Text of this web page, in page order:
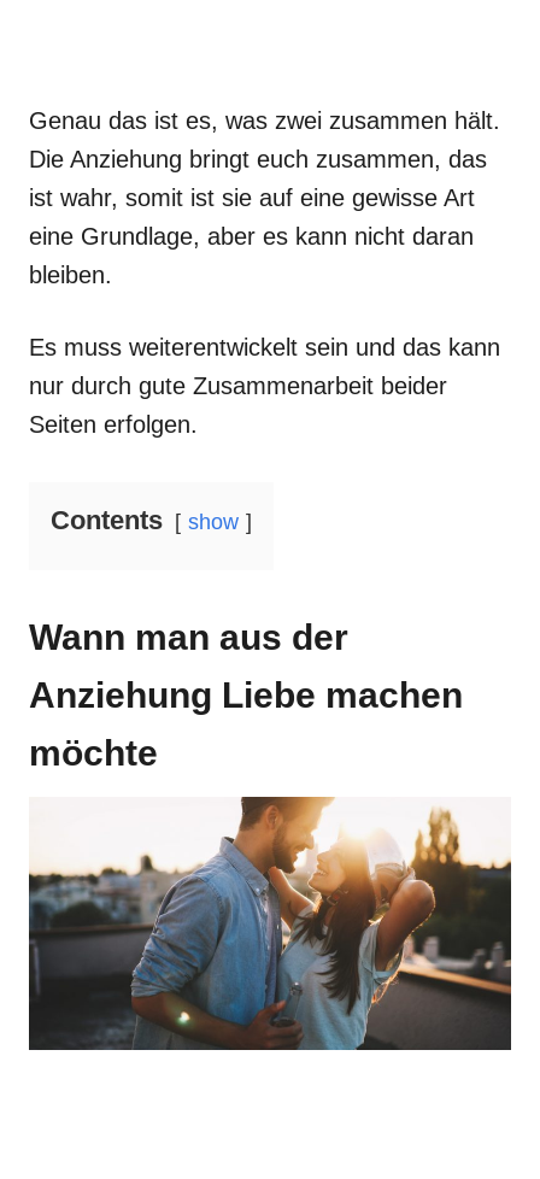
Genau das ist es, was zwei zusammen hält.
Die Anziehung bringt euch zusammen, das
ist wahr, somit ist sie auf eine gewisse Art
eine Grundlage, aber es kann nicht daran
bleiben.
Es muss weiterentwickelt sein und das kann
nur durch gute Zusammenarbeit beider
Seiten erfolgen.
Contents show
Wann man aus der
Anziehung Liebe machen
möchte